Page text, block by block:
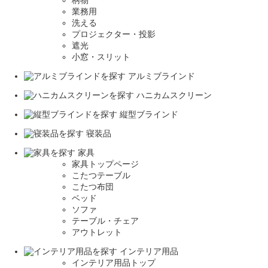
業務用
洗える
プロジェクター・投影
遮光
小窓・スリット
アルミブラインド
ハニカムスクリーン
縦型ブラインド
寝装品
家具
家具トップページ
こたつテーブル
こたつ布団
ベッド
ソファ
テーブル・チェア
アウトレット
インテリア用品
インテリア用品トップ